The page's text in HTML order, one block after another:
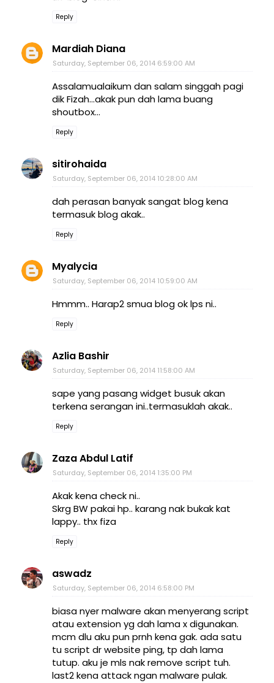
Reply
Mardiah Diana
Saturday, September 06, 2014 6:59:00 AM
Assalamualaikum dan salam singgah pagi
dik Fizah...akak pun dah lama buang
shoutbox...
Reply
sitirohaida
Saturday, September 06, 2014 10:28:00 AM
dah perasan banyak sangat blog kena
termasuk blog akak..
Reply
Myalycia
Saturday, September 06, 2014 10:59:00 AM
Hmmm.. Harap2 smua blog ok lps ni..
Reply
Azlia Bashir
Saturday, September 06, 2014 11:58:00 AM
sape yang pasang widget busuk akan
terkena serangan ini..termasuklah akak..
Reply
Zaza Abdul Latif
Saturday, September 06, 2014 1:35:00 PM
Akak kena check ni..
Skrg BW pakai hp.. karang nak bukak kat
lappy.. thx fiza
Reply
aswadz
Saturday, September 06, 2014 6:58:00 PM
biasa nyer malware akan menyerang script
atau extension yg dah lama x digunakan.
mcm dlu aku pun prnh kena gak. ada satu
tu script dr website ping, tp dah lama
tutup. aku je mls nak remove script tuh.
last2 kena attack ngan malware pulak.